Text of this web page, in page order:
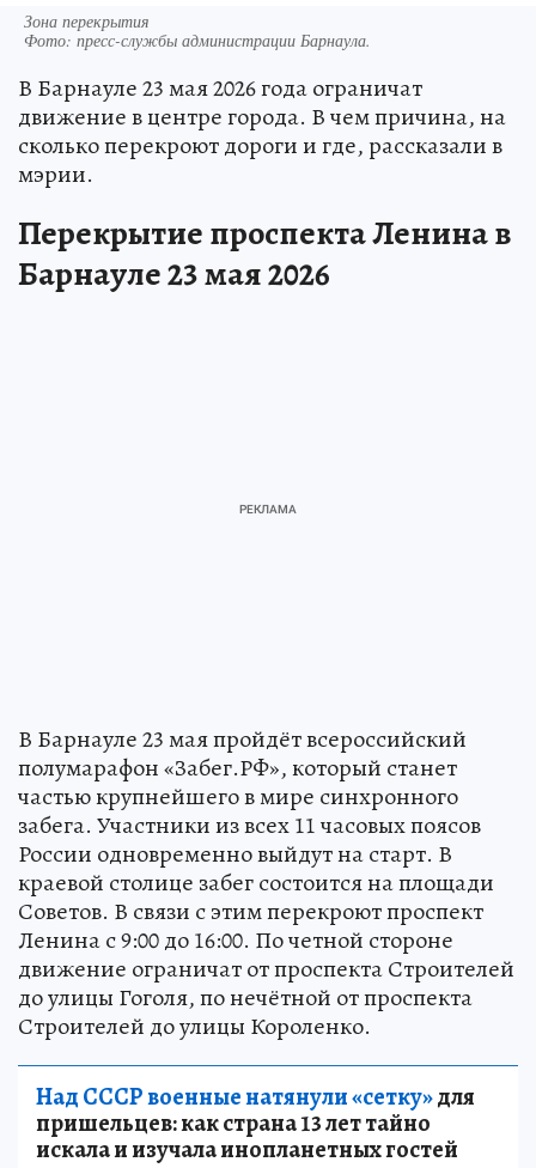
Зона перекрытия
Фото: пресс-службы администрации Барнаула.
В Барнауле 23 мая 2026 года ограничат
движение в центре города. В чем причина, на
сколько перекроют дороги и где, рассказали в
мэрии.
Перекрытие проспекта Ленина в
Барнауле 23 мая 2026
В Барнауле 23 мая пройдёт всероссийский
полумарафон «Забег.РФ», который станет
частью крупнейшего в мире синхронного
забега. Участники из всех 11 часовых поясов
России одновременно выйдут на старт. В
краевой столице забег состоится на площади
Советов. В связи с этим перекроют проспект
Ленина с 9:00 до 16:00. По четной стороне
движение ограничат от проспекта Строителей
до улицы Гоголя, по нечётной от проспекта
Строителей до улицы Короленко.
Над СССР военные натянули «сетку»для
пришельцев: как страна 13 лет тайно
искала и изучала инопланетных гостей